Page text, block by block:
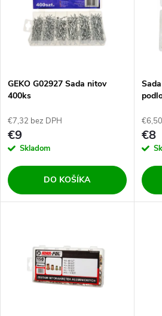
e
p
r
o
d
Abecedne
s
p
r
o
d
GEKO G02927 Sada nitov
400ks
€7,32 bez DPH
€9
Skladom
DO KOŠÍKA
€8